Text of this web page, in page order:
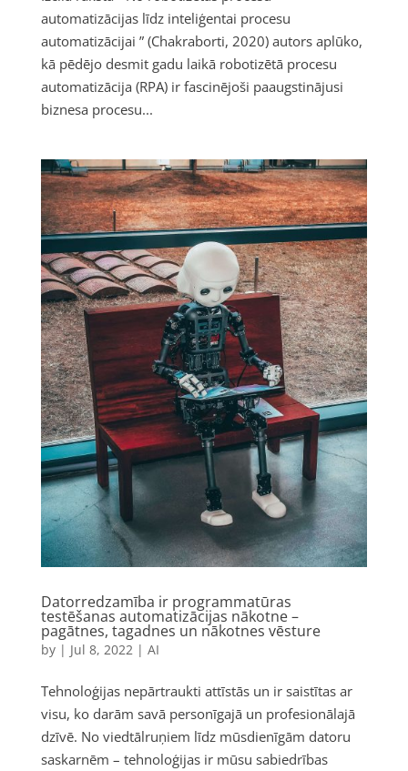
automatizācijas līdz inteliģentai procesu
automatizācijai ” (Chakraborti, 2020) autors aplūko,
kā pēdējo desmit gadu laikā robotizētā procesu
automatizācija (RPA) ir fascinējoši paaugstinājusi
biznesa procesu...
Datorredzamība ir programmatūras
testēšanas automatizācijas nākotne –
pagātnes, tagadnes un nākotnes vēsture
by | Jul 8, 2022| AI
Tehnoloģijas nepārtraukti attīstās un ir saistītas ar
visu, ko darām savā personīgajā un profesionālajā
dzīvē. No viedtālruņiem līdz mūsdienīgām datoru
saskarnēm – tehnoloģijas ir mūsu sabiedrības